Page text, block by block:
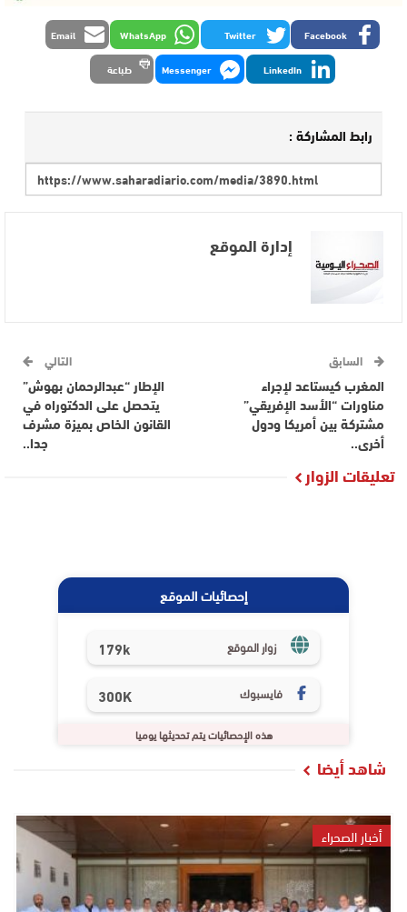
Facebook
Twitter
WhatsApp
Email
LinkedIn
Messenger طباعة
رابط المشاركة :
إدارة الموقع
السابق
المغرب كيستاعد لإجراء
مناورات “الأسد الإفريقي”
مشتركة بين أمريكا ودول
أخرى..
التالي
الإطار “عبدالرحمان بهوش”
يتحصل على الدكتوراه في
القانون الخاص بميزة مشرف
جدا..
تعليقات الزوار
إحصائيات الموقع
زوار الموقع 179k
فايسبوك 300K
هذه الإحصائيات يتم تحديثها يوميا
شاهد أيضا
أخبار الصحراء